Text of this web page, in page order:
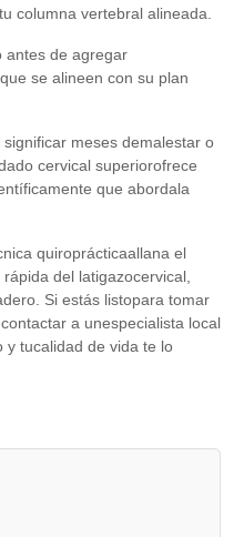
columna vertebral alineada.
antes de agregar
se alineen con su plan
meses demalestar o
cervical superiorofrece
que abordala
quiroprácticaallana el
del latigazocervical,
Si estás listopara tomar
a unespecialista local
y tucalidad de vida te lo